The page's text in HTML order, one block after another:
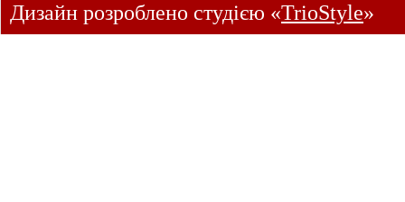
Дизайн розроблено студією «TrioStyle»